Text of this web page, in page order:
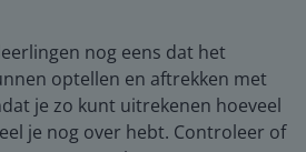
nog eens dat het
optellen en aftrekken met
je zo kunt uitrekenen hoeveel
je nog over hebt. Controleer of